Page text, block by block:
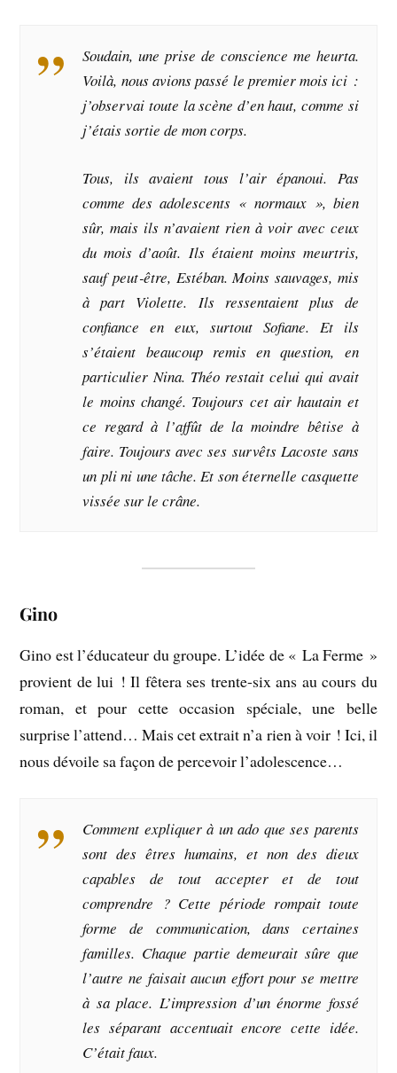
Soudain, une prise de conscience me heurta.
Voilà, nous avions passé le premier mois ici :
j’observai toute la scène d’en haut, comme si
j’étais sortie de mon corps.
Tous, ils avaient tous l’air épanoui. Pas
comme des adolescents « normaux », bien
sûr, mais ils n’avaient rien à voir avec ceux
du mois d’août. Ils étaient moins meurtris,
sauf peut‑être, Estéban. Moins sauvages, mis
à part Violette. Ils ressentaient plus de
confiance en eux, surtout Sofiane. Et ils
s’étaient beaucoup remis en question, en
particulier Nina. Théo restait celui qui avait
le moins changé. Toujours cet air hautain et
ce regard à l’affût de la moindre bêtise à
faire. Toujours avec ses survêts Lacoste sans
un pli ni une tâche. Et son éternelle casquette
vissée sur le crâne.
Gino
Gino est l’éducateur du groupe. L’idée de « La Ferme »
provient de lui ! Il fêtera ses trente-six ans au cours du
roman, et pour cette occasion spéciale, une belle
surprise l’attend… Mais cet extrait n’a rien à voir ! Ici, il
nous dévoile sa façon de percevoir l’adolescence…
Comment expliquer à un ado que ses parents
sont des êtres humains, et non des dieux
capables de tout accepter et de tout
comprendre ? Cette période rompait toute
forme de communication, dans certaines
familles. Chaque partie demeurait sûre que
l’autre ne faisait aucun effort pour se mettre
à sa place. L’impression d’un énorme fossé
les séparant accentuait encore cette idée.
C’était faux.